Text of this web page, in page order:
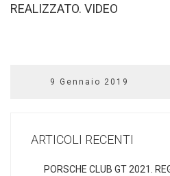
REALIZZATO. VIDEO
9 Gennaio 2019
ARTICOLI RECENTI
PORSCHE CLUB GT 2021.